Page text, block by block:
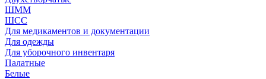
ШММ
ШСС
Для медикаментов и документации
Для одежды
Для уборочного инвентаря
Палатные
Белые